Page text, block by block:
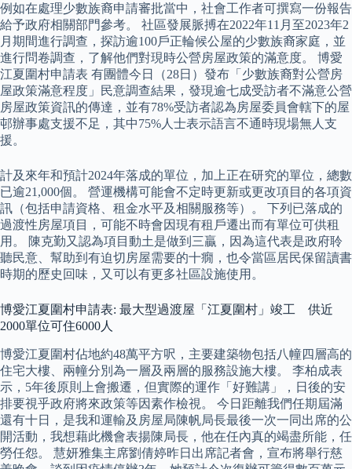
例如在處理少數族裔申請審批當中，社會工作者可撰寫一份報告
給予政府相關部門參考。 社區發展脈搏在2022年11月至2023年2
月期間進行調查，探訪逾100戶正輪候公屋的少數族裔家庭，並
進行問卷調查，了解他們對現時公營房屋政策的滿意度。 博愛
江夏圍村申請表 有團體今日（28日）發布「少數族裔對公營房
屋政策滿意程度」民意調查結果，發現逾七成受訪者不滿意公營
房屋政策資訊的傳達，並有78%受訪者認為房屋委員會轄下的屋
邨辦事處支援不足，其中75%人士表示語言不通時現場無人支
援。
計及來年和預計2024年落成的單位，加上正在研究的單位，總數
已逾21,000個。 營運機構可能會不定時更新或更改項目的各項資
訊（包括申請資格、租金水平及相關服務等）。 下列已落成的
過渡性房屋項目，可能不時會因現有租戶遷出而有單位可供租
用。 陳克勤又認為項目動土是做到三贏，因為這代表是政府聆
聽民意、幫助到有迫切房屋需要的十癇，也令當區居民保留讀書
時期的歷史回味，又可以有更多社區設施使用。
博愛江夏圍村申請表: 最大型過渡屋「江夏圍村」竣工 供近
2000單位可住6000人
博愛江夏圍村佔地約48萬平方呎，主要建築物包括八幢四層高的
住宅大樓、兩幢分別為一層及兩層的服務設施大樓。 李柏成表
示，5年後原則上會搬遷，但實際的運作「好難講」，日後的安
排要視乎政府將來政策等因素作檢視。 今日距離我們任期屆滿
還有十日，是我和運輸及房屋局陳帆局長最後一次一同出席的公
開活動，我想藉此機會表揚陳局長，他在任內真的竭盡所能，任
勞任怨。 慧妍雅集主席劉倩婷昨日出席記者會，宣布將舉行慈